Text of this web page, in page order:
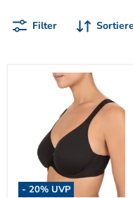
Filter
- 20% UVP